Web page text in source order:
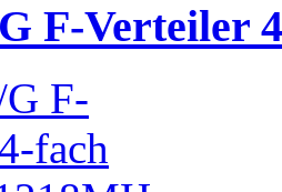
F-Verteiler